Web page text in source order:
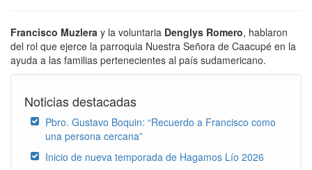
Francisco Muzlera y la voluntaria Denglys Romero, hablaron
del rol que ejerce la parroquia Nuestra Señora de Caacupé en la
ayuda a las familias pertenecientes al país sudamericano.
Noticias destacadas
Pbro. Gustavo Boquin: “Recuerdo a Francisco como
una persona cercana”
Inicio de nueva temporada de Hagamos Lío 2026